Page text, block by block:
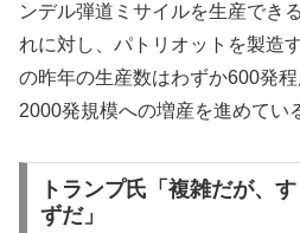
ンデル弾道ミサイルを生産でき
れに対し、パトリオットを製造
の昨年の生産数はわずか600発
2000発規模への増産を進めてい
トランプ氏「複雑だが、
ずだ」